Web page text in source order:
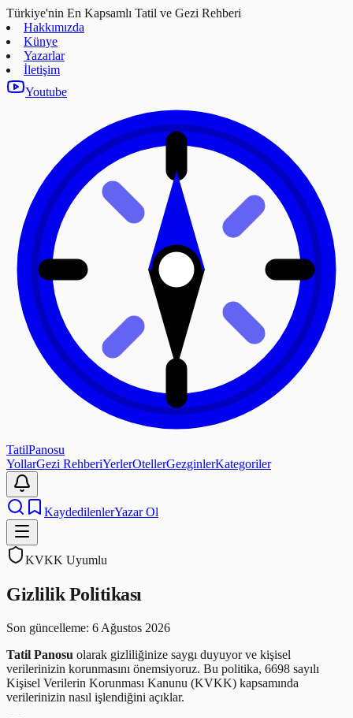
Türkiye'nin En Kapsamlı Tatil ve Gezi Rehberi
Hakkımızda
Künye
Yazarlar
İletişim
Youtube
TatilPanosu
YollarGezi RehberiYerlerOtellerGezginlerKategoriler
KaydedilenlerYazar Ol
KVKK Uyumlu
Gizlilik Politikası
Son güncelleme: 6 Ağustos 2026
Tatil Panosu olarak gizliliğinize saygı duyuyor ve kişisel
verilerinizin korunmasını önemsiyoruz. Bu politika, 6698 sayılı
Kişisel Verilerin Korunması Kanunu (KVKK) kapsamında
verilerinizin nasıl işlendiğini açıklar.